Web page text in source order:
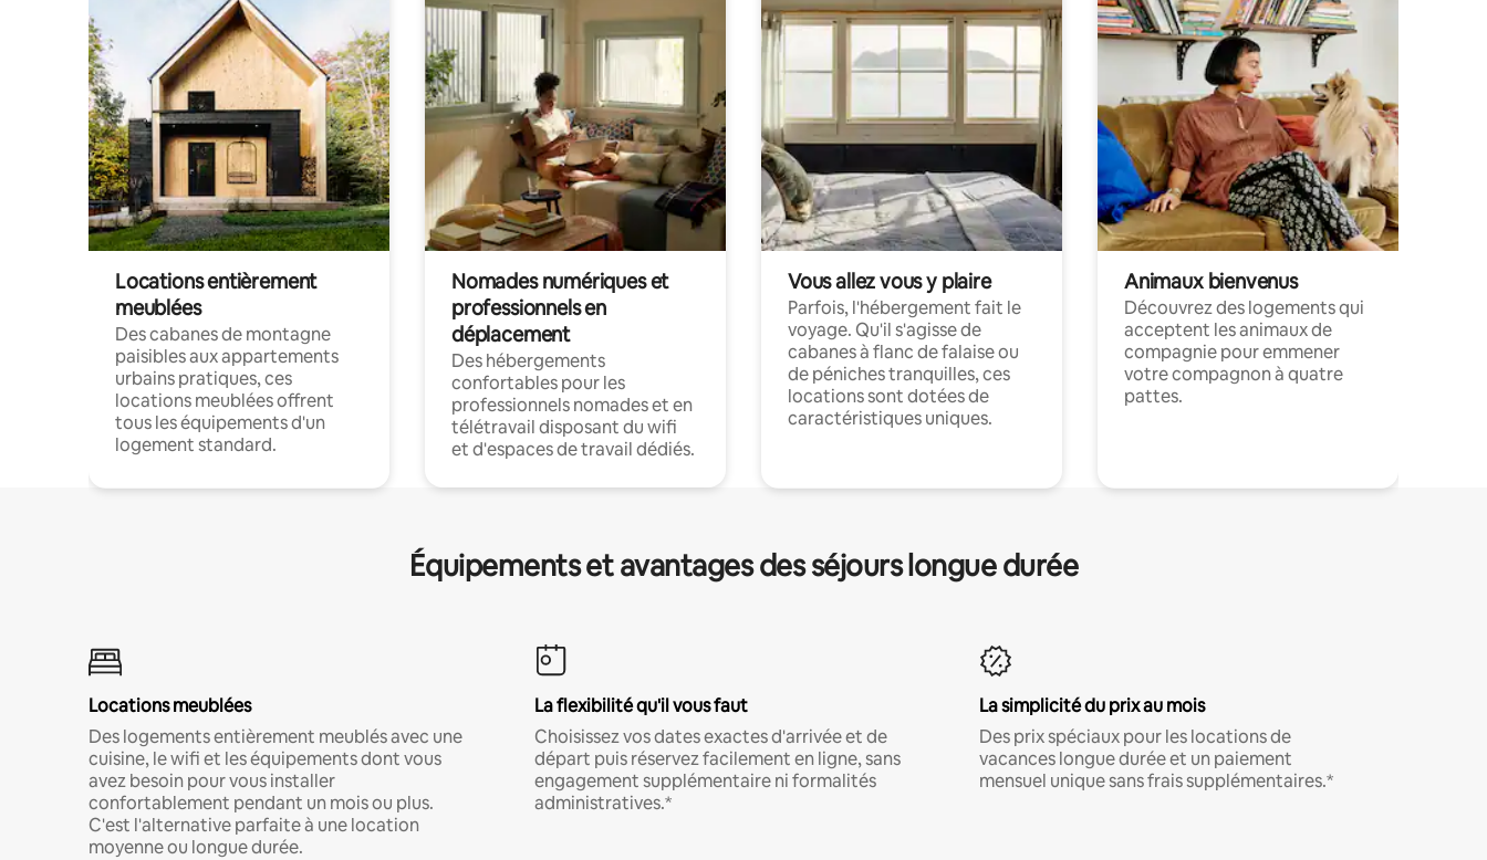
Locations entièrement
meublées
Des cabanes de montagne
paisibles aux appartements
urbains pratiques, ces
locations meublées offrent
tous les équipements d'un
logement standard.
Nomades numériques et
professionnels en
déplacement
Des hébergements
confortables pour les
professionnels nomades et en
télétravail disposant du wifi
et d'espaces de travail dédiés.
Vous allez vous y plaire
Parfois, l'hébergement fait le
voyage. Qu'il s'agisse de
cabanes à flanc de falaise ou
de péniches tranquilles, ces
locations sont dotées de
caractéristiques uniques.
Animaux bienvenus
Découvrez des logements qui
acceptent les animaux de
compagnie pour emmener
votre compagnon à quatre
pattes.
Équipements et avantages des séjours longue durée
Locations meublées
Des logements entièrement meublés avec une
cuisine, le wifi et les équipements dont vous
avez besoin pour vous installer
confortablement pendant un mois ou plus.
C'est l'alternative parfaite à une location
moyenne ou longue durée.
La flexibilité qu'il vous faut
Choisissez vos dates exactes d'arrivée et de
départ puis réservez facilement en ligne, sans
engagement supplémentaire ni formalités
administratives.*
La simplicité du prix au mois
Des prix spéciaux pour les locations de
vacances longue durée et un paiement
mensuel unique sans frais supplémentaires.*